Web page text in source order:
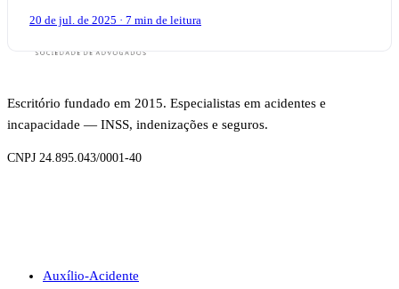
20 de jul. de 2025 · 7 min de leitura
Escritório fundado em 2015. Especialistas em acidentes e
incapacidade — INSS, indenizações e seguros.
CNPJ 24.895.043/0001-40
Auxílio-Acidente